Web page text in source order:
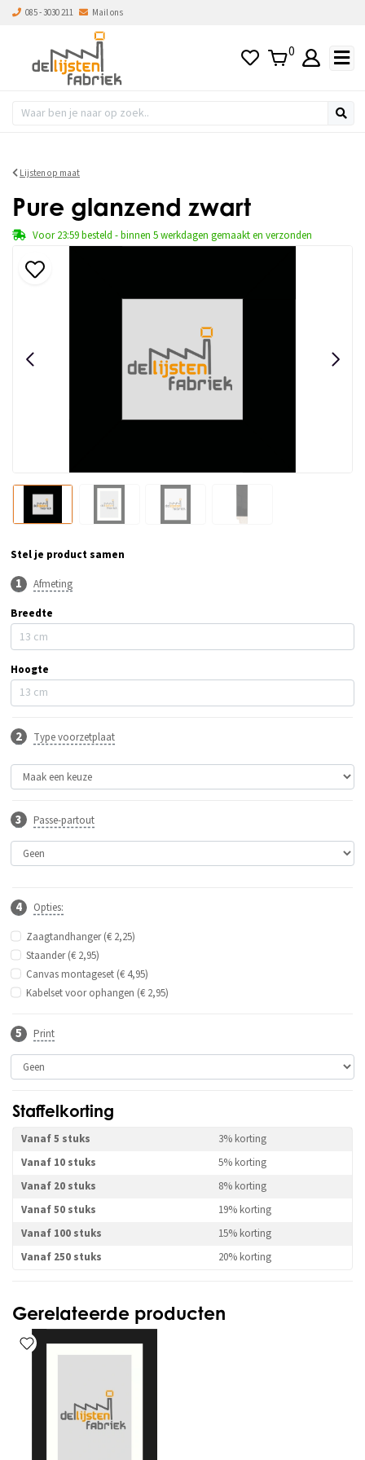
085 - 3030 211 Mail ons
0
Lijsten op maat
Pure glanzend zwart
Stel je product samen
Afmeting
Breedte
Hoogte
Type voorzetplaat
Passe-partout
Opties:
Zaagtandhanger (€ 2,25)
Staander (€ 2,95)
Canvas montageset (€ 4,95)
Kabelset voor ophangen (€ 2,95)
Print
Staffelkorting
Vanaf 5 stuks
3% korting
Vanaf 10 stuks
5% korting
Vanaf 20 stuks
8% korting
Vanaf 50 stuks
19% korting
Vanaf 100 stuks
15% korting
Vanaf 250 stuks
20% korting
Voor 23:59 besteld - binnen 5 werkdagen gemaakt en verzonden
Gerelateerde producten